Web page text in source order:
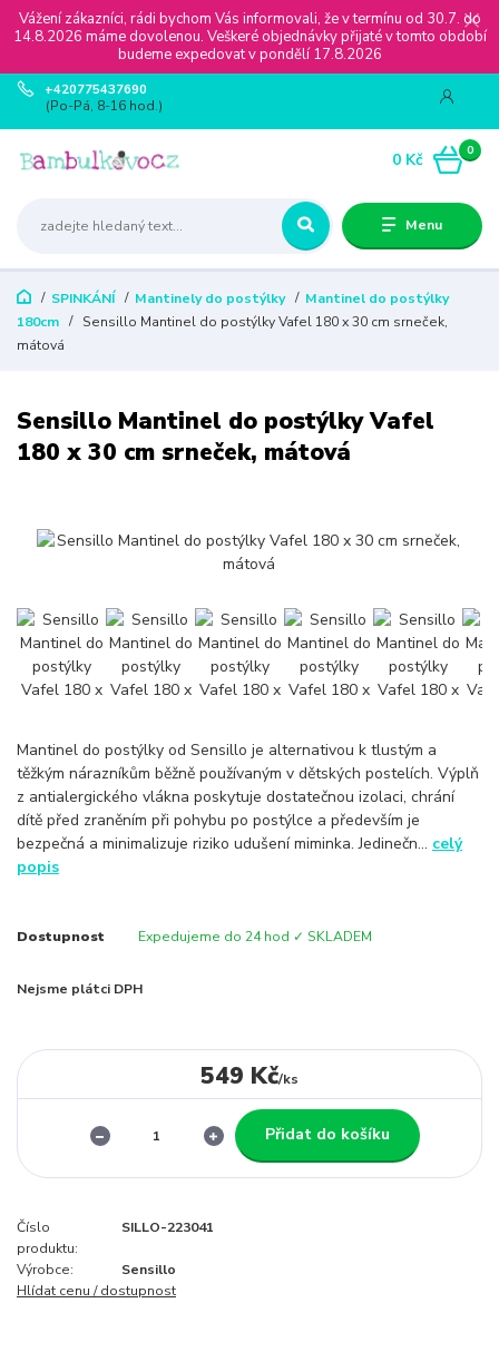
Vážení zákazníci, rádi bychom Vás informovali, že v termínu od 30.7. do
14.8.2026 máme dovolenou. Veškeré objednávky přijaté v tomto období
budeme expedovat v pondělí 17.8.2026
Menu
+420775437690
(Po-Pá, 8-16 hod.)
0
0 Kč
SPINKÁNÍ Mantinely do postýlky
Mantinel do postýlky
180cm
Sensillo Mantinel do postýlky Vafel 180 x 30 cm srneček,
mátová
Sensillo Mantinel do postýlky Vafel
180 x 30 cm srneček, mátová
Mantinel do postýlky od Sensillo je alternativou k tlustým a
těžkým nárazníkům běžně používaným v dětských postelích. Výplň
z antialergického vlákna poskytuje dostatečnou izolaci, chrání
dítě před zraněním při pohybu po postýlce a především je
bezpečná a minimalizuje riziko udušení miminka. Jedinečn... celý
popis
Dostupnost Expedujeme do 24 hod ✓ SKLADEM
Nejsme plátci DPH
549 Kč/ks
Přidat do košíku
Číslo
produktu:
SILLO-223041
Výrobce:
Sensillo
Hlídat cenu / dostupnost